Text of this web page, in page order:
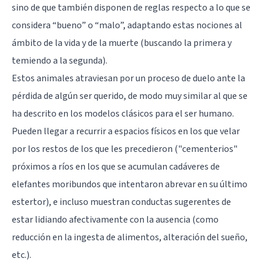
sino de que también disponen de reglas respecto a lo que se
considera “bueno” o “malo”, adaptando estas nociones al
ámbito de la vida y de la muerte (buscando la primera y
temiendo a la segunda).
Estos animales atraviesan por un proceso de duelo ante la
pérdida de algún ser querido, de modo muy similar al que se
ha descrito en los modelos clásicos para el ser humano.
Pueden llegar a recurrir a espacios físicos en los que velar
por los restos de los que les precedieron ("cementerios"
próximos a ríos en los que se acumulan cadáveres de
elefantes moribundos que intentaron abrevar en su último
estertor), e incluso muestran conductas sugerentes de
estar lidiando afectivamente con la ausencia (como
reducción en la ingesta de alimentos, alteración del sueño,
etc.).